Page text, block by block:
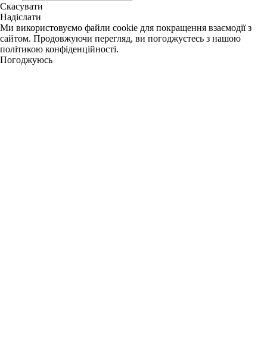
Скасувати
Надіслати
Ми використовуємо файли cookie для покращення взаємодії з
сайтом. Продовжуючи перегляд, ви погоджуєтесь з нашою
політикою конфіденційності.
Погоджуюсь